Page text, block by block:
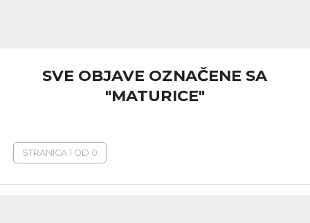
SVE OBJAVE OZNAČENE SA
"MATURICE"
STRANICA 1 OD 0